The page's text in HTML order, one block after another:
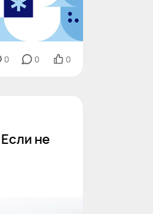
0 0 0
не